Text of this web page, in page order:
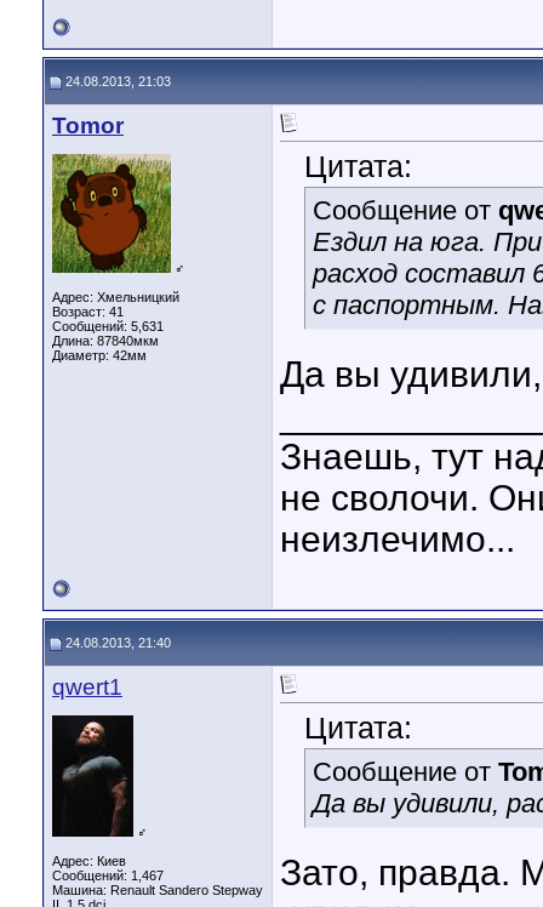
24.08.2013, 21:03
Tomor
♂
Адрес: Хмельницкий
Возраст: 41
Сообщений: 5,631
Длина: 87840мкм
Диаметр: 42мм
Цитата:
Сообщение от
Ездил на юга.
расход
с паспортным.
Да вы удивили,
Знаешь, тут
не сволочи.
неизлечимо...
24.08.2013, 21:40
qwert1
♂
Адрес: Киев
Сообщений: 1,467
Машина: Renault Sandero Stepway
Цитата:
Сообщение от
Да вы удивили,
Зато, правда.